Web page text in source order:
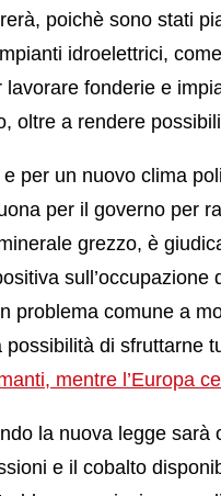
poichè sono stati
idroelettrici,
lavorare fonderie e
oltre a rendere
per un nuovo clima
per il governo per
grezzo, è
problema comune a
possibilità di sfruttarne
mentre l’Europa
la nuova legge
e il cobalto